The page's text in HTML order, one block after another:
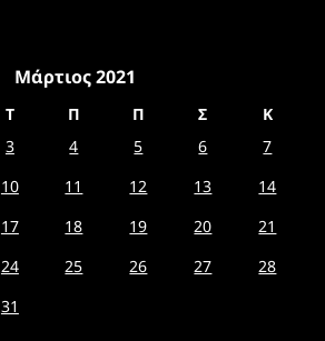
Μάρτιος 2021
Τ Π Π Σ
Κ
3 4 5 6
7
10 11 12 13
14
17 18 19 20
21
24 25 26 27
28
31